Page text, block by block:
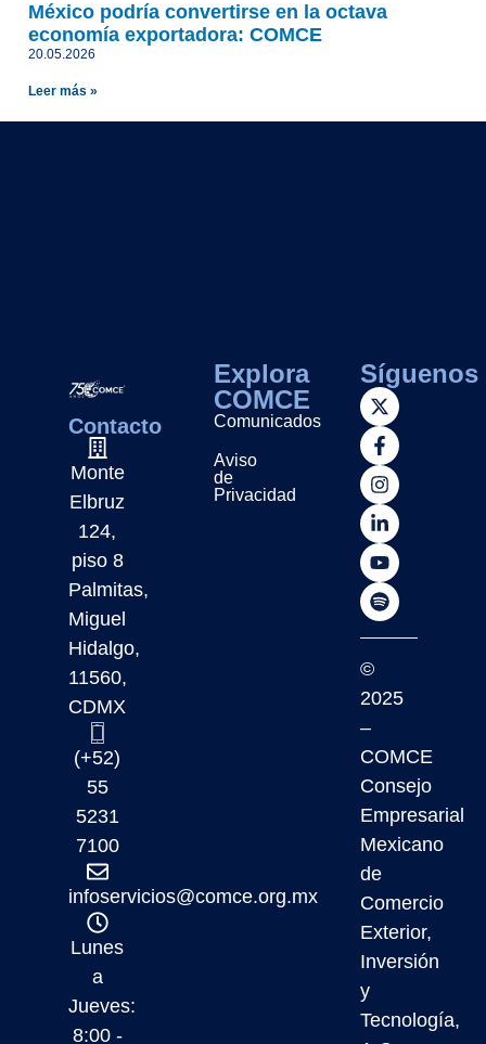
México podría convertirse en la octava
economía exportadora: COMCE
20.05.2026
Leer más »
Contacto
Monte
Elbruz
124,
piso 8
Palmitas,
Miguel
Hidalgo,
11560,
CDMX
(+52)
55
5231
7100
infoservicios@comce.org.mx
Lunes
a
Jueves:
8:00 -
Explora
COMCE
Comunicados
Aviso
de
Privacidad
Síguenos
©
2025
–
COMCE
Consejo
Empresarial
Mexicano
de
Comercio
Exterior,
Inversión
y
Tecnología,